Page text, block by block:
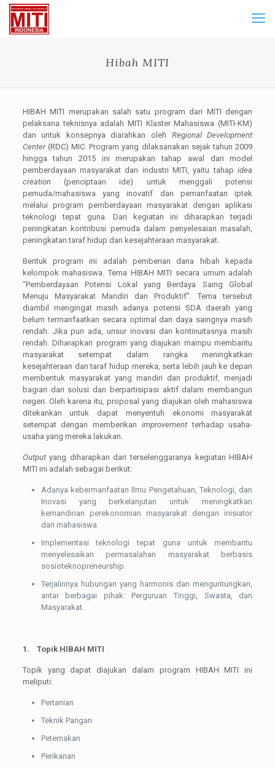
Hibah MITI
HIBAH MITI merupakan salah satu program dari MITI dengan
pelaksana teknisnya adalah MITI Klaster Mahasiswa (MITI-KM)
dan untuk konsepnya diarahkan oleh Regional Development
Center(RDC) MIC. Program yang dilaksanakan sejak tahun 2009
hingga tahun 2015 ini merupakan tahap awal dari model
pemberdayaan masyarakat dan industri MITI, yaitu tahapidea
creation(penciptaan ide) untuk menggali potensi
pemuda/mahasiswa yang inovatif dan pemanfaatan iptek
melalui program pemberdayaan masyarakat dengan aplikasi
teknologi tepat guna. Dari kegiatan ini diharapkan terjadi
peningkatan kontribusi pemuda dalam penyelesaian masalah,
peningkatan taraf hidup dan kesejahteraan masyarakat.
Bentuk program ini adalah pemberian dana hibah kepada
kelompok mahasiswa. Tema HIBAH MITI secara umum adalah
“Pemberdayaan Potensi Lokal yang Berdaya Saing Global
Menuju Masyarakat Mandiri dan Produktif”. Tema tersebut
diambil mengingat masih adanya potensi SDA daerah yang
belum termanfaatkan secara optimal dan daya saingnya masih
rendah. Jika pun ada, unsur inovasi dan kontinuitasnya masih
rendah. Diharapkan program yang diajukan mampu membantu
masyarakat setempat dalam rangka meningkatkan
kesejahteraan dan taraf hidup mereka, serta lebih jauh ke depan
membentuk masyarakat yang mandiri dan produktif, menjadi
bagian dari solusi dan berpartisipasi aktif dalam membangun
negeri. Oleh karena itu, proposal yang diajukan oleh mahasiswa
ditekankan untuk dapat menyentuh ekonomi masyarakat
setempat dengan memberikan improvementterhadap usaha-
usaha yang mereka lakukan.
Outputyang diharapkan dari terselenggaranya kegiatan HIBAH
MITI ini adalah sebagai berikut:
Adanya kebermanfaatan Ilmu Pengetahuan, Teknologi, dan
Inovasi yang berkelanjutan untuk meningkatkan
kemandirian perekonomian masyarakat dengan inisiator
dari mahasiswa.
Implementasi teknologi tepat guna untuk membantu
menyelesaikan permasalahan masyarakat berbasis
sosioteknopreneurship.
Terjalinnya hubungan yang harmonis dan menguntungkan,
antar berbagai pihak: Perguruan Tinggi, Swasta, dan
Masyarakat.
1. Topik HIBAH MITI
Topik yang dapat diajukan dalam program HIBAH MITI ini
meliputi:
Pertanian
Teknik Pangan
Peternakan
Perikanan